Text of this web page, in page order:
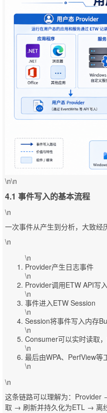
\n\n
4.1 事件写入的基本流程
\n
一次事件从产生到分析，大致经
\n
\n
Provider产生日志事件
\n
Provider调用ETW API写
\n
事件进入ETW Session
\n
Session将事件写入内存
\n
Consumer可以实时读取
\n
最后由WPA、PerfView等
\n
\n
这条链路可以理解为：
取 → 刷新并持久化为ETL → 离